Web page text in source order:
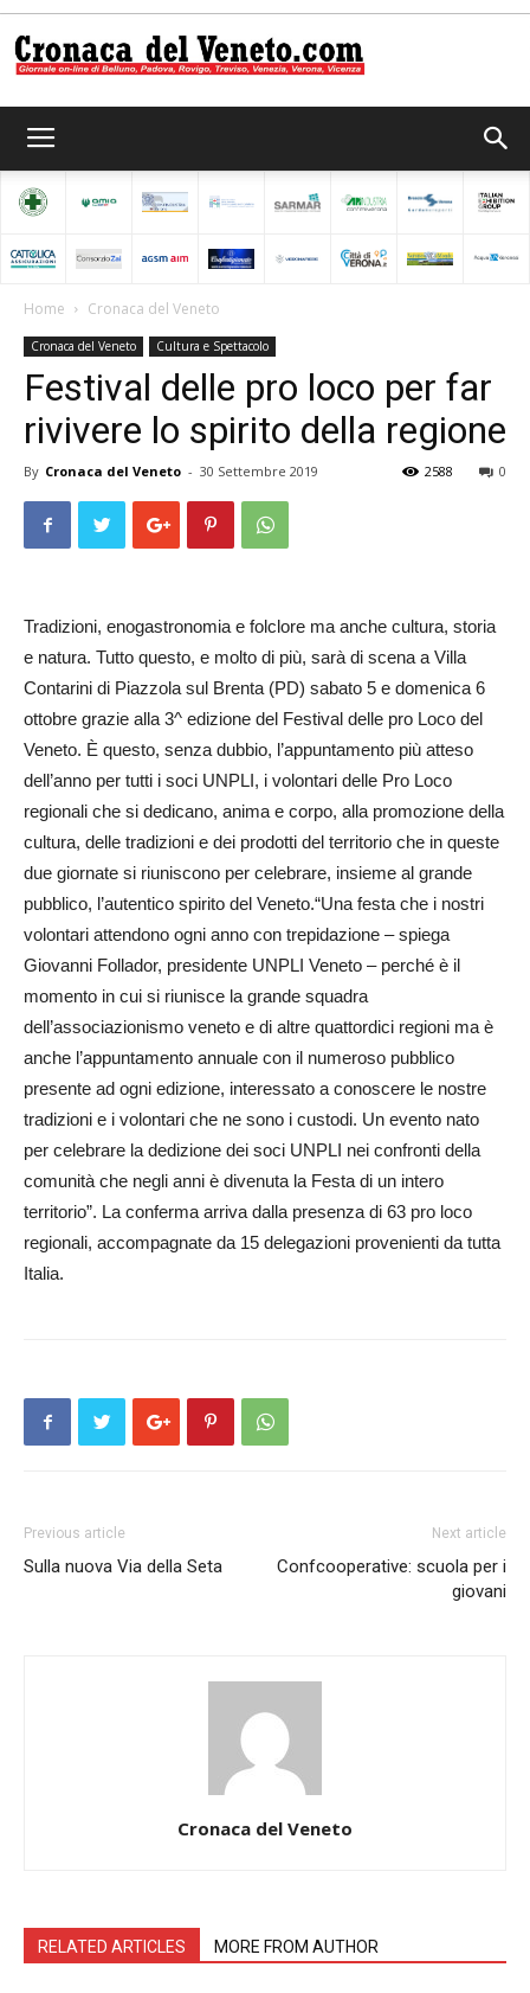
del
Veneto
Home Cronaca del Veneto
Cronaca del Veneto Cultura e Spettacolo
Festival delle pro loco per far
rivivere lo spirito della regione
By Cronaca del Veneto - 30 Settembre 2019 0
2588
Tradizioni, enogastronomia e folclore ma anche cultura, storia
e natura. Tutto questo, e molto di più, sarà di scena a Villa
Contarini di Piazzola sul Brenta (PD) sabato 5 e domenica 6
ottobre grazie alla 3^ edizione del Festival delle pro Loco del
Veneto. È questo, senza dubbio, l’appuntamento più atteso
dell’anno per tutti i soci UNPLI, i volontari delle Pro Loco
regionali che si dedicano, anima e corpo, alla promozione della
cultura, delle tradizioni e dei prodotti del territorio che in queste
due giornate si riuniscono per celebrare, insieme al grande
pubblico, l’autentico spirito del Veneto.“Una festa che i nostri
volontari attendono ogni anno con trepidazione – spiega
Giovanni Follador, presidente UNPLI Veneto – perché è il
momento in cui si riunisce la grande squadra
dell’associazionismo veneto e di altre quattordici regioni ma è
anche l’appuntamento annuale con il numeroso pubblico
presente ad ogni edizione, interessato a conoscere le nostre
tradizioni e i volontari che ne sono i custodi. Un evento nato
per celebrare la dedizione dei soci UNPLI nei confronti della
comunità che negli anni è divenuta la Festa di un intero
territorio”. La conferma arriva dalla presenza di 63 pro loco
regionali, accompagnate da 15 delegazioni provenienti da tutta
Italia.
Previous article
Sulla nuova Via della Seta
Next article
Confcooperative: scuola per i
giovani
Cronaca del Veneto
RELATED ARTICLES MORE FROM AUTHOR